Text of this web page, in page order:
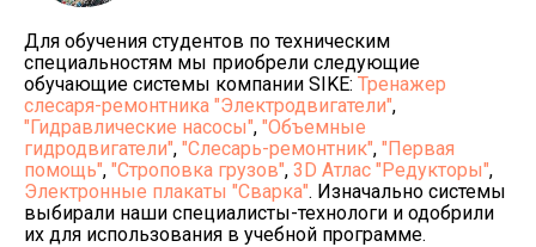
Для обучения студентов по техническим
специальностям мы приобрели следующие
обучающие системы компании SIKE: Тренажер
слесаря-ремонтника "Электродвигатели",
"Гидравлические насосы", "Объемные
гидродвигатели", "Слесарь-ремонтник", "Первая
помощь", "Строповка грузов", 3D Атлас "Редукторы",
Электронные плакаты "Сварка". Изначально системы
выбирали наши специалисты-технологи и одобрили
их для использования в учебной программе.